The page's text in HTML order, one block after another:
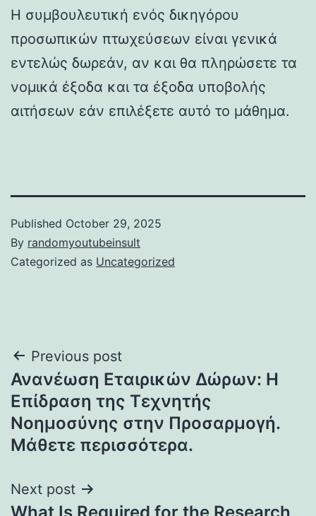
Η συμβουλευτική ενός δικηγόρου
προσωπικών πτωχεύσεων είναι γενικά
εντελώς δωρεάν, αν και θα πληρώσετε τα
νομικά έξοδα και τα έξοδα υποβολής
αιτήσεων εάν επιλέξετε αυτό το μάθημα.
Published October 29, 2025
By randomyoutubeinsult
Categorized as Uncategorized
Post
navigation
Previous post
Ανανέωση Εταιρικών Δώρων: Η
Επίδραση της Τεχνητής
Νοημοσύνης στην Προσαρμογή.
Μάθετε περισσότερα.
Next post
What Is Required for the Research